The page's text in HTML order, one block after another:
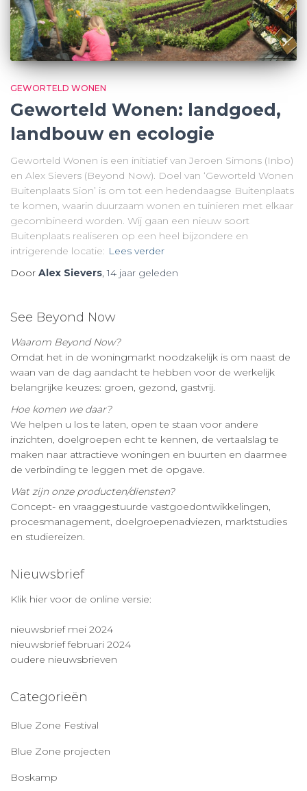
GEWORTELD WONEN
Geworteld Wonen: landgoed,
landbouw en ecologie
Geworteld Wonen is een initiatief van Jeroen Simons (Inbo)
en Alex Sievers (Beyond Now). Doel van ‘Geworteld Wonen
Buitenplaats Sion’ is om tot een hedendaagse Buitenplaats
te komen, waarin duurzaam wonen en tuinieren met elkaar
gecombineerd worden. Wij gaan een nieuw soort
Buitenplaats realiseren op een heel bijzondere en
intrigerende locatie: Lees verder
Door Alex Sievers,14 jaar geleden
See Beyond Now
Waarom Beyond Now?
Omdat het in de woningmarkt noodzakelijk is om naast de
waan van de dag aandacht te hebben voor de werkelijk
belangrijke keuzes: groen, gezond, gastvrij.
Hoe komen we daar?
We helpen u los te laten, open te staan voor andere
inzichten, doelgroepen echt te kennen, de vertaalslag te
maken naar attractieve woningen en buurten en daarmee
de verbinding te leggen met de opgave.
Wat zijn onze producten/diensten?
Concept- en vraaggestuurde vastgoedontwikkelingen,
procesmanagement, doelgroepenadviezen, marktstudies
en studiereizen.
Nieuwsbrief
Klik hier voor de online versie:
nieuwsbrief mei 2024
nieuwsbrief februari 2024
oudere nieuwsbrieven
Categorieën
Blue Zone Festival
Blue Zone projecten
Boskamp